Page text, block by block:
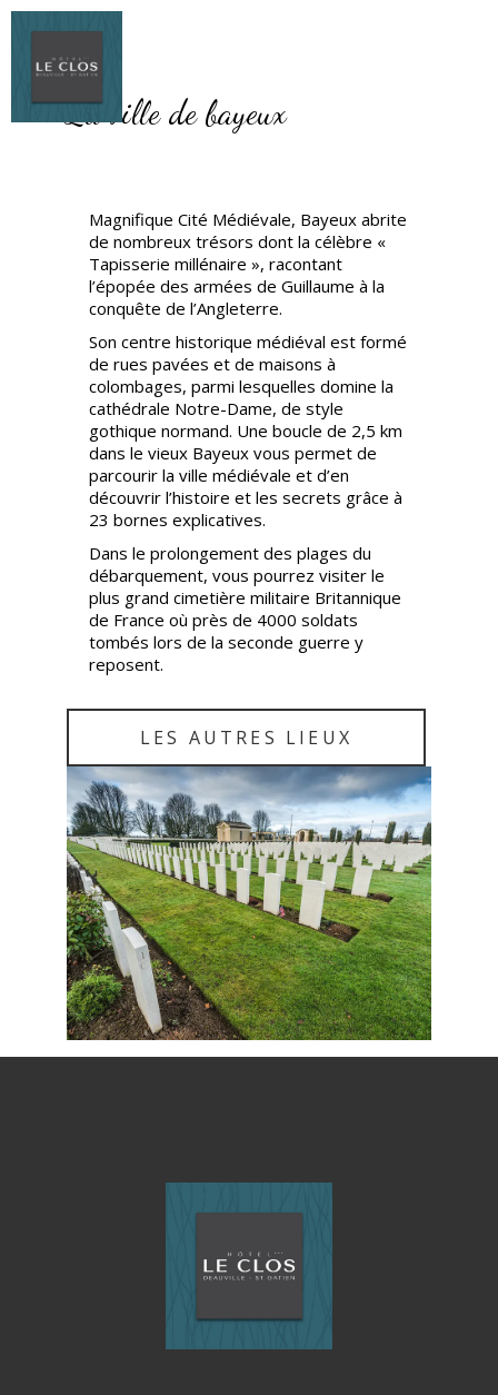
La ville de bayeux
Magnifique Cité Médiévale, Bayeux abrite
de nombreux trésors dont la célèbre «
Tapisserie millénaire », racontant
l’épopée des armées de Guillaume à la
conquête de l’Angleterre.
Son centre historique médiéval est formé
de rues pavées et de maisons à
colombages, parmi lesquelles domine la
cathédrale Notre-Dame, de style
gothique normand. Une boucle de 2,5 km
dans le vieux Bayeux vous permet de
parcourir la ville médiévale et d’en
découvrir l’histoire et les secrets grâce à
23 bornes explicatives.
Dans le prolongement des plages du
débarquement, vous pourrez visiter le
plus grand cimetière militaire Britannique
de France où près de 4000 soldats
tombés lors de la seconde guerre y
reposent.
LES AUTRES LIEUX